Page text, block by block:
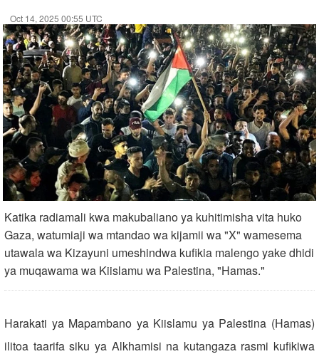
Oct 14, 2025 00:55 UTC
Katika radiamali kwa makubaliano ya kuhitimisha vita huko
Gaza, watumiaji wa mtandao wa kijamii wa "X" wamesema
utawala wa Kizayuni umeshindwa kufikia malengo yake dhidi
ya muqawama wa Kiislamu wa Palestina, "Hamas."
Harakati ya Mapambano ya Kiislamu ya Palestina (Hamas)
ilitoa taarifa siku ya Alkhamisi na kutangaza rasmi kufikiwa